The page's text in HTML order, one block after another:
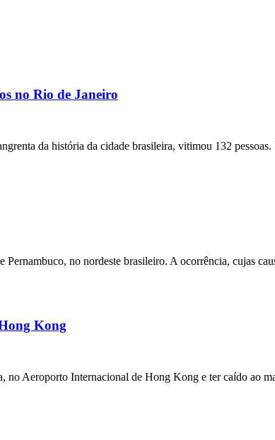
no Rio de Janeiro
da história da cidade brasileira, vitimou 132
no nordeste brasileiro. A ocorrência, cujas
Kong
no Aeroporto Internacional de Hong Kong e ter caído ao